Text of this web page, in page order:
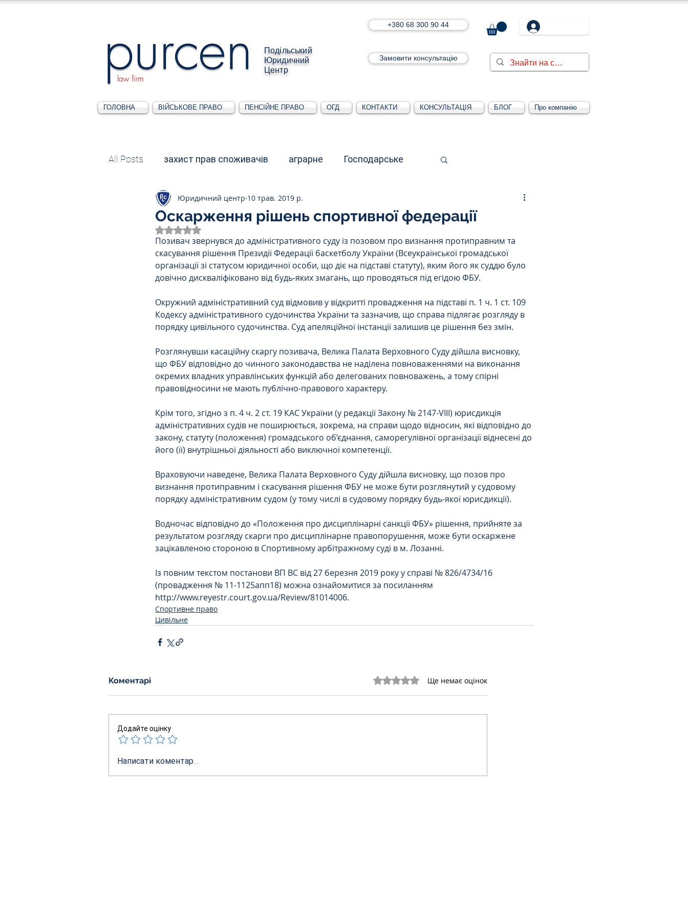
Подільський
Юридичний
Центр
+380 68 300 90 44
Замовити консультацію
ГОЛОВНА ВІЙСЬКОВЕ ПРАВО ПЕНСІЙНЕ ПРАВО ОГД КОНТАКТИ КОНСУЛЬТАЦІЯ БЛОГ Про компанію
All Posts захист прав споживачів аграрне Господарське
Податкове Адміністративне Для юридичних осіб
Трудове Земельне Інтелектуальна власність
Спортивне право Корупційне Адміністративі порушення
Права Жінок Поліцейському Житлове Призовнику
Міграційне Моральна шкода Війна СЗЧ
Ліквідаторам аварії на ЧАЕС Військове право Кримінальне
Сімейне ЄСПЛ Цивільне ДТП
Оскарження рішень спортивної федерації
Юридичний центр 10 трав. 2019 р.
Оцінка: NaN з 5 зірок.
Позивач звернувся до адміністративного суду із позовом про визнання протиправним та
скасування рішення Президії Федерації баскетболу України (Всеукраїнської громадської
організації зі статусом юридичної особи, що діє на підставі статуту), яким його як суддю було
довічно дискваліфіковано від будь-яких змагань, що проводяться під егідою ФБУ.
Окружний адміністративний суд відмовив у відкритті провадження на підставі п. 1 ч. 1 ст. 109
Кодексу адміністративного судочинства України та зазначив, що справа підлягає розгляду в
порядку цивільного судочинства. Суд апеляційної інстанції залишив це рішення без змін.
Розглянувши касаційну скаргу позивача, Велика Палата Верховного Суду дійшла висновку,
що ФБУ відповідно до чинного законодавства не наділена повноваженнями на виконання
окремих владних управлінських функцій або делегованих повноважень, а тому спірні
правовідносини не мають публічно-правового характеру.
Крім того, згідно з п. 4 ч. 2 ст. 19 КАС України (у редакції Закону № 2147-VIII) юрисдикція
адміністративних судів не поширюється, зокрема, на справи щодо відносин, які відповідно до
закону, статуту (положення) громадського об’єднання, саморегулівної організації віднесені до
його (її) внутрішньої діяльності або виключної компетенції.
Враховуючи наведене, Велика Палата Верховного Суду дійшла висновку, що позов про
визнання протиправним і скасування рішення ФБУ не може бути розглянутий у судовому
порядку адміністративним судом (у тому числі в судовому порядку будь-якої юрисдикції).
Водночас відповідно до «Положення про дисциплінарні санкції ФБУ» рішення, прийняте за
результатом розгляду скарги про дисциплінарне правопорушення, може бути оскаржене
зацікавленою стороною в Спортивному арбітражному суді в м. Лозанні.
Із повним текстом постанови ВП ВС від 27 березня 2019 року у справі № 826/4734/16
(провадження № 11-1125апп18) можна ознайомитися за посиланням
http://www.reyestr.court.gov.ua/Review/81014006.
Спортивне право
Цивільне
Коментарі Оцінка: 0 з 5 зірок.Ще немає оцінок
Додайте оцінку
Написати коментар...